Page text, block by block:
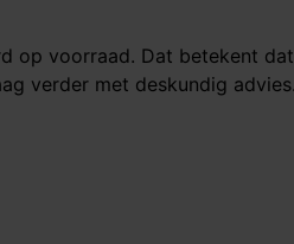
op voorraad. Dat betekent
verder met deskundig advies.